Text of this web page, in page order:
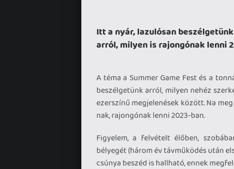
Itt a nyár, lazulósan
arról, milyen is rajongónak lenni
A téma a Summer Game Fest és a
beszélgetünk arról, milyen nehéz
ezerszínű megjelenések között. Na
nak, rajongónak lenni 2023-ban.
Figyelem, a felvételt élőben,
bélyegét (három év távműködés után
csúnya beszéd is hallható, ennek